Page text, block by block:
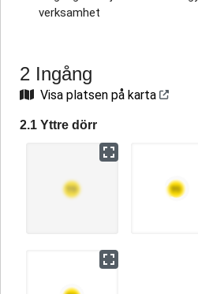
verksamhet
2 Ingång
Visa platsen på karta
2.1 Yttre dörr